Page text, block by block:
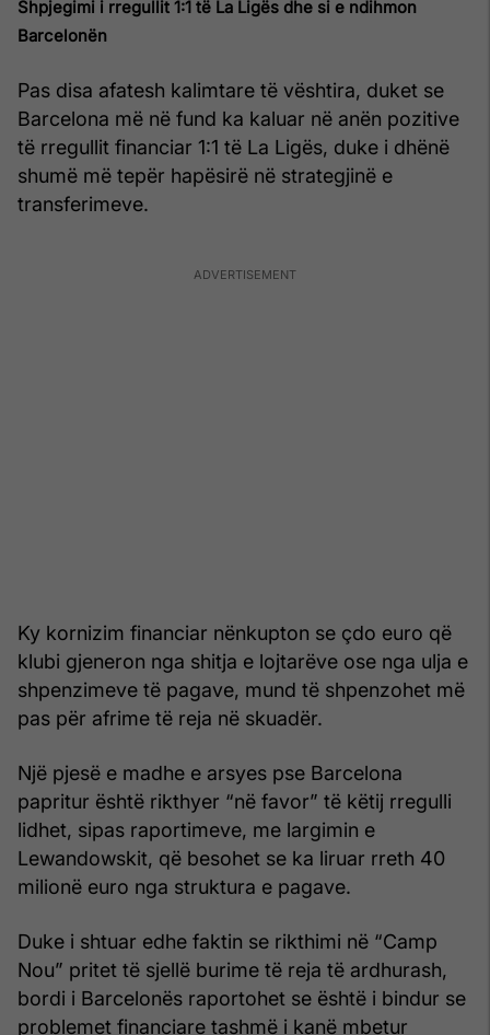
Shpjegimi i rregullit 1:1 të La Ligës dhe si e ndihmon
Barcelonën
Pas disa afatesh kalimtare të vështira, duket se
Barcelona më në fund ka kaluar në anën pozitive
të rregullit financiar 1:1 të La Ligës, duke i dhënë
shumë më tepër hapësirë në strategjinë e
transferimeve.
Ky kornizim financiar nënkupton se çdo euro që
klubi gjeneron nga shitja e lojtarëve ose nga ulja e
shpenzimeve të pagave, mund të shpenzohet më
pas për afrime të reja në skuadër.
Një pjesë e madhe e arsyes pse Barcelona
papritur është rikthyer “në favor” të këtij rregulli
lidhet, sipas raportimeve, me largimin e
Lewandowskit, që besohet se ka liruar rreth 40
milionë euro nga struktura e pagave.
Duke i shtuar edhe faktin se rikthimi në “Camp
Nou” pritet të sjellë burime të reja të ardhurash,
bordi i Barcelonës raportohet se është i bindur se
problemet financiare tashmë i kanë mbetur